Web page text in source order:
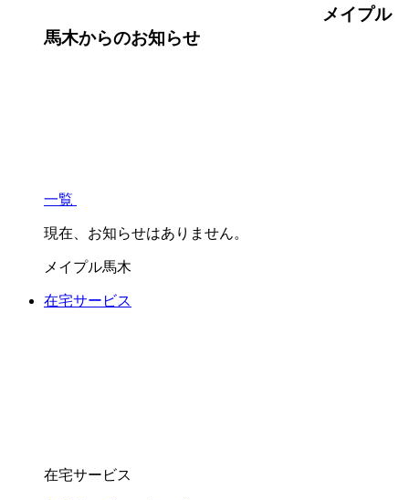
メイプル
馬木からのお知らせ
一覧
現在、お知らせはありません。
メイプル馬木
在宅サービス
在宅サービス